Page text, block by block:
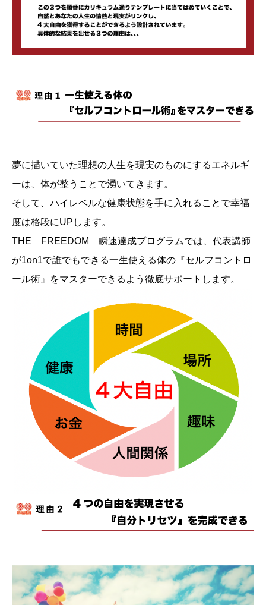
夢に描いていた理想の人生を現実のものにするエネルギ
ーは、体が整うことで湧いてきます。
そして、ハイレベルな健康状態を手に入れることで幸福
度は格段にUPします。
THE FREEDOM 瞬速達成プログラムでは、代表講師
が1on1で誰でもできる一生使える体の『セルフコントロ
ール術』をマスターできるよう徹底サポートします。